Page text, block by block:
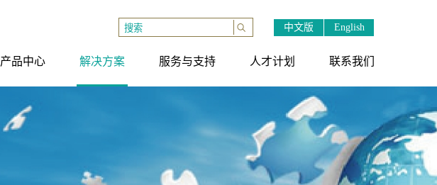
中文版 English
产品中心 解决方案 服务与支持 人才计划 联系我们